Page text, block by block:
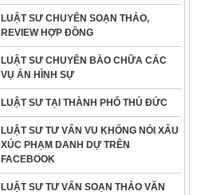
LUẬT SƯ CHUYÊN SOẠN THẢO,
REVIEW HỢP ĐỒNG
LUẬT SƯ CHUYÊN BÀO CHỮA CÁC
VỤ ÁN HÌNH SỰ
LUẬT SƯ TẠI THÀNH PHỐ THỦ ĐỨC
LUẬT SƯ TƯ VẤN VU KHỐNG NÓI XẤU
XÚC PHẠM DANH DỰ TRÊN
FACEBOOK
LUẬT SƯ TƯ VẤN SOẠN THẢO VĂN